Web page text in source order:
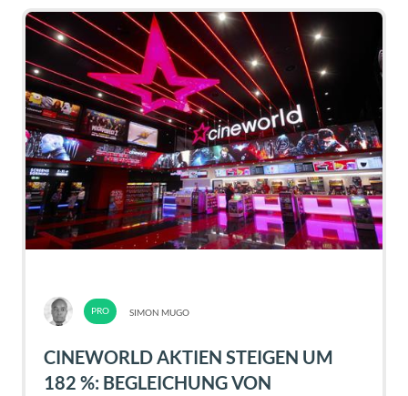
SIMON MUGO
CINEWORLD AKTIEN STEIGEN UM
182 %: BEGLEICHUNG VON